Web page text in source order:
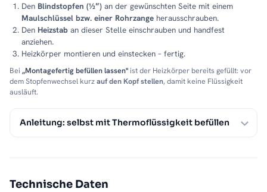
Den Blindstopfen (½″) an der gewünschten Seite mit einem
Maulschlüssel bzw. einer Rohrzange herausschrauben.
Den Heizstab an dieser Stelle einschrauben und handfest
anziehen.
Heizkörper montieren und einstecken – fertig.
Bei „Montagefertig befüllen lassen"ist der Heizkörper bereits gefüllt: vor
dem Stopfenwechsel kurzauf den Kopf stellen, damit keine Flüssigkeit
ausläuft.
Anleitung: selbst mit Thermoflüssigkeit befüllen
Technische Daten